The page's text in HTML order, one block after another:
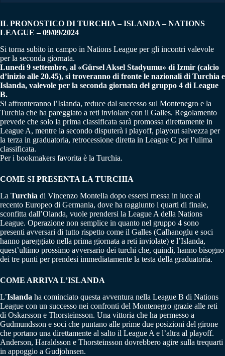
IL PRONOSTICO DI TURCHIA – ISLANDA – NATIONS
LEAGUE – 09/09/2024
Si torna subito in campo in Nations League per gli incontri valevole
per la seconda giornata.
Lunedì 9 settembre, al «Gürsel Aksel Stadyumu» di Izmir (calcio
d’inizio alle 20.45), si troveranno di fronte le nazionali di Turchia e
Islanda, valevole per la seconda giornata del gruppo 4 di League
B.
Si affronteranno l’Islanda, reduce dal successo sul Montenegro e la
Turchia che ha pareggiato a reti inviolare con il Galles. Regolamento
prevede che solo la prima classificata sarà promossa direttamente in
League A, mentre la secondo disputerà i playoff, playout salvezza per
la terza in graduatoria, retrocessione diretta in League C per l’ulima
classificata.
Per i bookmakers favorita è la Turchia.
COME SI PRESENTA LA TURCHIA
La Turchia di Vincenzo Montella dopo essersi messa in luce al
recento Europeo di Germania, dove ha raggiunto i quarti di finale,
sconfitta dall’Olanda, vuole prendersi la League A della Nations
League. Operazione non semplice in quanto nel gruppo 4 sono
presenti avversari di tutto rispetto come il Galles (Calhanoglu e soci
hanno pareggiato nella prima giornata a reti inviolate) e l’Islanda,
quest’ultimo prossimo avversario dei turchi che, quindi, hanno bisogno
dei tre punti per prendesi immediatamente la testa della graduatoria.
COME ARRIVA L’ISLANDA
L’Islanda ha cominciato questa avventura nella League B di Nations
League con un successo nei confronti del Montenegro grazie alle reti
di Oskarsson e Thorsteinsson. Una vittoria che ha permesso a
Gudmundsson e soci che puntano alle prime due posizioni del girone
che portano una direttamente al salto il League A e l’altra al playoff.
Anderson, Haraldsson e Thorsteinsson dovrebbero agire sulla trequarti
in appoggio a Gudjohnsen.